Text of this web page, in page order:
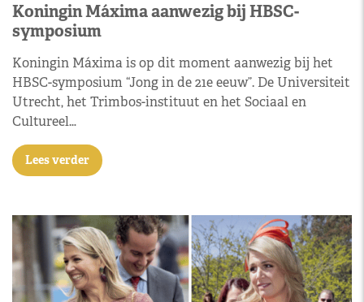
Koningin Máxima aanwezig bij HBSC-
symposium
Koningin Máxima is op dit moment aanwezig bij het
HBSC-symposium “Jong in de 21e eeuw”. De Universiteit
Utrecht, het Trimbos-instituut en het Sociaal en
Cultureel…
Lees verder